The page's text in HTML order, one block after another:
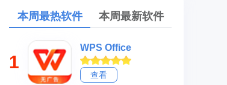
本周最热软件 本周最新软件
1
WPS Office
查看